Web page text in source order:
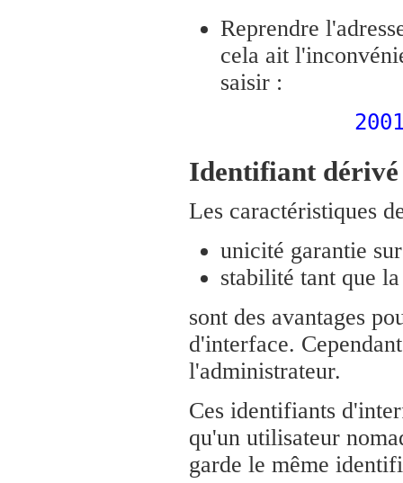
Reprendre
cela ait
saisir :
Identifiant dérivé
Les caractéristiques
unicité garantie
stabilité tant que
sont des avantages
d'interface.
l'administrateur.
Ces identifiants
qu'un utilisateur
garde le même